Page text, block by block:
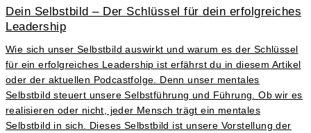
Dein Selbstbild – Der Schlüssel für dein erfolgreiches
Leadership
Wie sich unser Selbstbild auswirkt und warum es der Schlüssel
für ein erfolgreiches Leadership ist erfährst du in diesem Artikel
oder der aktuellen Podcastfolge. Denn unser mentales
Selbstbild steuert unsere Selbstführung und Führung. Ob wir es
realisieren oder nicht, jeder Mensch trägt ein mentales
Selbstbild in sich. Dieses Selbstbild ist unsere Vorstellung der